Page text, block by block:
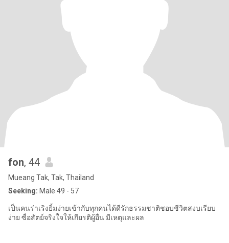
fon, 44
Mueang Tak, Tak, Thailand
Seeking: Male 49 - 57
เป็นคนร่าเริงยิ้มง่ายเข้ากับทุกคนได้ดีรักธรรมชาติชอบชีวิตสงบเรียบ
ง่าย ซื่อสัตย์จริงใจให้เกียรติผู้อื่น มีเหตุและผล